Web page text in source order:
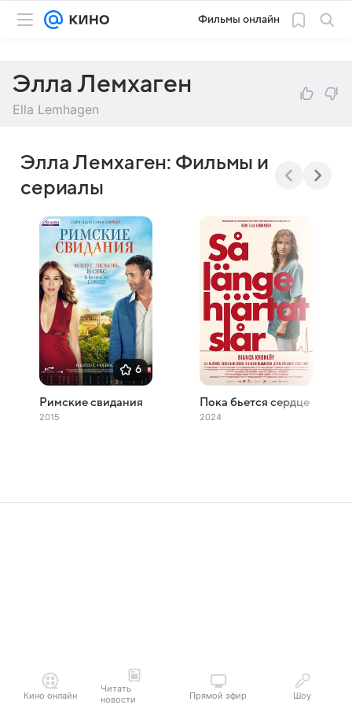
Фильмы онлайн
Элла Лемхаген
Ella Lemhagen
Элла Лемхаген: Фильмы и
сериалы
6
Римские свидания
2015
Пока бьется сердце
2024
Кино онлайн
Читать
новости
Прямой эфир Шоу